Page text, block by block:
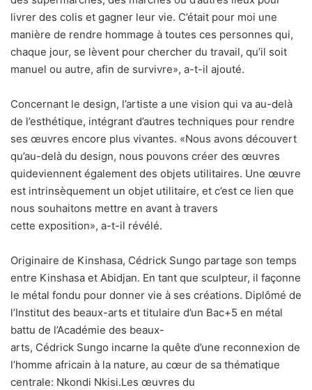
livrer des colis et gagner leur vie. C’était pour moi une
manière de rendre hommage à toutes ces personnes qui,
chaque jour, se lèvent pour chercher du travail, qu’il soit
manuel ou autre, afin de survivre», a-t-il ajouté.
Concernant le design, l’artiste a une vision qui va au-delà
de l’esthétique, intégrant d’autres techniques pour rendre
ses œuvres encore plus vivantes. «Nous avons découvert
qu’au-delà du design, nous pouvons créer des œuvres
quideviennent également des objets utilitaires. Une œuvre
est intrinsèquement un objet utilitaire, et c’est ce lien que
nous souhaitons mettre en avant à travers
cette exposition», a-t-il révélé.
Originaire de Kinshasa, Cédrick Sungo partage son temps
entre Kinshasa et Abidjan. En tant que sculpteur, il façonne
le métal fondu pour donner vie à ses créations. Diplômé de
l’Institut des beaux-arts et titulaire d’un Bac+5 en métal
battu de l’Académie des beaux-
arts, Cédrick Sungo incarne la quête d’une reconnexion de
l’homme africain à la nature, au cœur de sa thématique
centrale: Nkondi Nkisi.Les œuvres du